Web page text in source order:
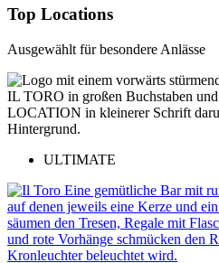
Top Locations
Ausgewählt für besondere Anlässe
ULTIMATE